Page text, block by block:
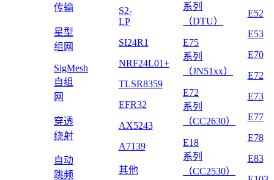
传输
星型
组网
SigMesh
自组
网
穿透
绕射
自动
跳频
S2-
LP
SI24R1
NRF24L01+
TLSR8359
EFR32
AX5243
A7139
其他
系列
（DTU）
E75
系列
（JN51xx）
E72
系列
（CC2630）
E18
系列
（CC2530）
E52
E53
E70
E72
E73
E77
E78
E83